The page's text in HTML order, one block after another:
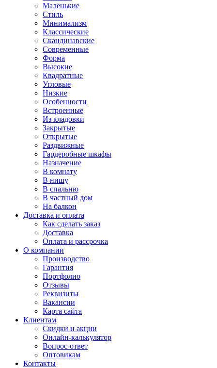
Маленькие
Стиль
Минимализм
Классические
Скандинавские
Современные
Форма
Высокие
Квадратные
Угловые
Низкие
Особенности
Встроенные
Из кладовки
Закрытые
Открытые
Раздвижные
Гардеробные шкафы
Назначение
В комнату
В нишу
В спальню
В частный дом
На балкон
Доставка и оплата
Как сделать заказ
Доставка
Оплата и рассрочка
О компании
Производство
Гарантия
Портфолио
Отзывы
Реквизиты
Вакансии
Карта сайта
Клиентам
Скидки и акции
Онлайн-калькулятор
Вопрос-ответ
Оптовикам
Контакты